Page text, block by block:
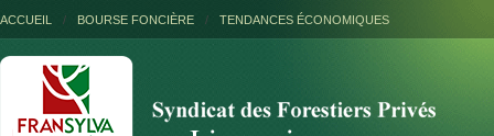
ACCUEIL / BOURSE FONCIÈRE / TENDANCES ÉCONOMIQUES